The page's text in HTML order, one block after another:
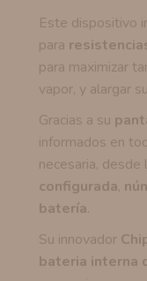
Este dispositivo
para
para maximizar
vapor, y alargar
Gracias a su
informados en
necesaria, desde
configurada,
batería.
Su innovador
bateria interna